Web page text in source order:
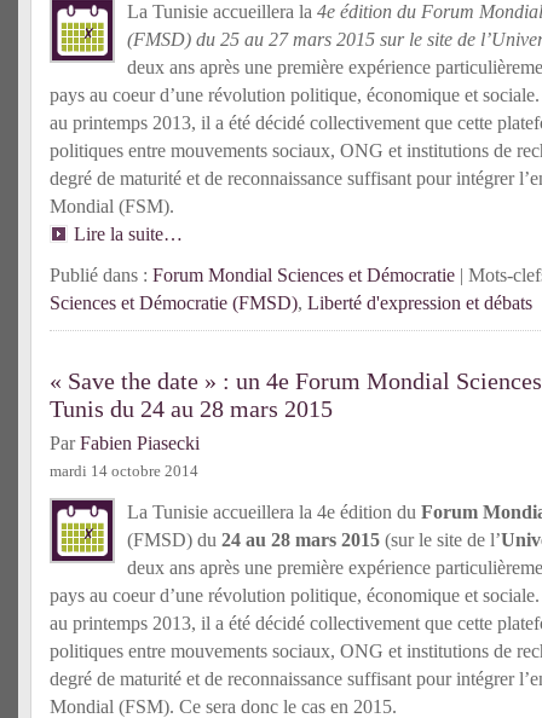
La Tunisie accueillera la 4e édition du Forum
(FMSD) du 25 au 27 mars 2015 sur le site de
deux ans après une première expérience
pays au coeur d’une révolution politique, économique et
au printemps 2013, il a été décidé collectivement que cette
politiques entre mouvements sociaux, ONG et institutions de
degré de maturité et de reconnaissance suffisant pour intégrer
Mondial (FSM).
Lire la suite…
Publié dans : Forum Mondial Sciences et Démocratie | Mots-
Sciences et Démocratie (FMSD), Liberté d'expression et débats
« Save the date » : un 4e Forum Mondial
Tunis du 24 au 28 mars 2015
ParFabien Piasecki
mardi 14 octobre 2014
La Tunisie accueillera la 4e édition du Forum
(FMSD) du 24 au 28 mars 2015 (sur le site de l’
deux ans après une première expérience
pays au coeur d’une révolution politique, économique et
au printemps 2013, il a été décidé collectivement que cette
politiques entre mouvements sociaux, ONG et institutions de
degré de maturité et de reconnaissance suffisant pour intégrer
Mondial (FSM). Ce sera donc le cas en 2015.